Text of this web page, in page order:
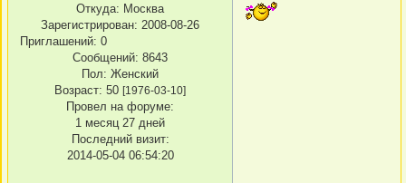
Откуда: Москва
Зарегистрирован: 2008-08-26
Приглашений: 0
Сообщений: 8643
Пол: Женский
Возраст: 50 [1976-03-10]
Провел на форуме:
1 месяц 27 дней
Последний визит:
2014-05-04 06:54:20